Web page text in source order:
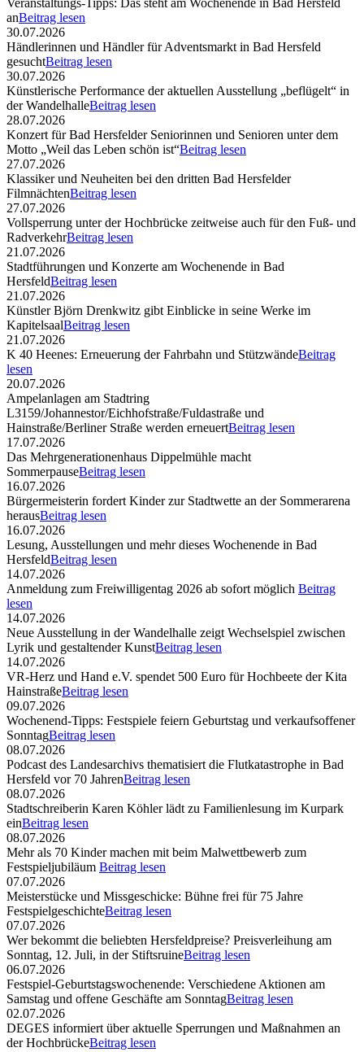
Veranstaltungs-Tipps: Das steht am Wochenende in Bad Hersfeld
anBeitrag lesen
30.07.2026
Händlerinnen und Händler für Adventsmarkt in Bad Hersfeld
gesuchtBeitrag lesen
30.07.2026
Künstlerische Performance der aktuellen Ausstellung „beflügelt“ in
der WandelhalleBeitrag lesen
28.07.2026
Konzert für Bad Hersfelder Seniorinnen und Senioren unter dem
Motto „Weil das Leben schön ist“Beitrag lesen
27.07.2026
Klassiker und Neuheiten bei den dritten Bad Hersfelder
FilmnächtenBeitrag lesen
27.07.2026
Vollsperrung unter der Hochbrücke zeitweise auch für den Fuß- und
RadverkehrBeitrag lesen
21.07.2026
Stadtführungen und Konzerte am Wochenende in Bad
HersfeldBeitrag lesen
21.07.2026
Künstler Björn Drenkwitz gibt Einblicke in seine Werke im
KapitelsaalBeitrag lesen
21.07.2026
K 40 Heenes: Erneuerung der Fahrbahn und StützwändeBeitrag
lesen
20.07.2026
Ampelanlagen am Stadtring
L3159/Johannestor/Eichhofstraße/Fuldastraße und
Hainstraße/Berliner Straße werden erneuertBeitrag lesen
17.07.2026
Das Mehrgenerationenhaus Dippelmühle macht
SommerpauseBeitrag lesen
16.07.2026
Bürgermeisterin fordert Kinder zur Stadtwette an der Sommerarena
herausBeitrag lesen
16.07.2026
Lesung, Ausstellungen und mehr dieses Wochenende in Bad
HersfeldBeitrag lesen
14.07.2026
Anmeldung zum Freiwilligentag 2026 ab sofort möglich Beitrag
lesen
14.07.2026
Neue Ausstellung in der Wandelhalle zeigt Wechselspiel zwischen
Lyrik und gestaltender KunstBeitrag lesen
14.07.2026
VR-Herz und Hand e.V. spendet 500 Euro für Hochbeete der Kita
HainstraßeBeitrag lesen
09.07.2026
Wochenend-Tipps: Festspiele feiern Geburtstag und verkaufsoffener
SonntagBeitrag lesen
08.07.2026
Podcast des Landesarchivs thematisiert die Flutkatastrophe in Bad
Hersfeld vor 70 JahrenBeitrag lesen
08.07.2026
Stadtschreiberin Karen Köhler lädt zu Familienlesung im Kurpark
einBeitrag lesen
08.07.2026
Mehr als 70 Kinder machen mit beim Malwettbewerb zum
Festspieljubiläum Beitrag lesen
07.07.2026
Meisterstücke und Missgeschicke: Bühne frei für 75 Jahre
FestspielgeschichteBeitrag lesen
07.07.2026
Wer bekommt die beliebten Hersfeldpreise? Preisverleihung am
Sonntag, 12. Juli, in der StiftsruineBeitrag lesen
06.07.2026
Festspiel-Geburtstagswochenende: Verschiedene Aktionen am
Samstag und offene Geschäfte am SonntagBeitrag lesen
02.07.2026
DEGES informiert über aktuelle Sperrungen und Maßnahmen an
der HochbrückeBeitrag lesen